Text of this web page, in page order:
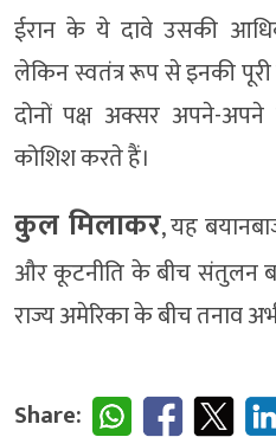
ईरान के ये दावे उसकी
लेकिन स्वतंत्र रूप से इनकी पूरी
दोनों पक्ष अक्सर अपने-
कोशिश करते हैं।
कुल मिलाकर, यह
और कूटनीति के बीच संतुलन
राज्य अमेरिकाके बीच तनाव
Share: